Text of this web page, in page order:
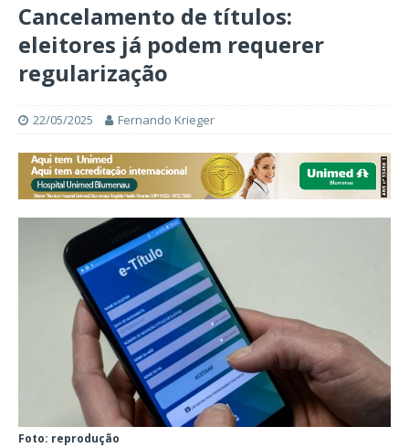
Cancelamento de títulos:
eleitores já podem requerer
regularização
22/05/2025 Fernando Krieger
Foto: reprodução